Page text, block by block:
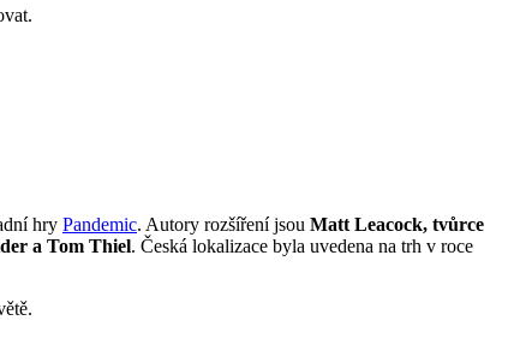
hry Pandemic. Autory rozšíření jsou Matt Leacock, tvůrce
a Tom Thiel. Česká lokalizace byla uvedena na trh v roce